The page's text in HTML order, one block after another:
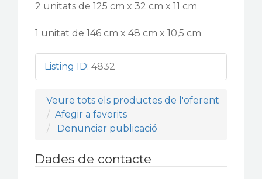
2 unitats de 125 cm x 32 cm x 11 cm
1 unitat de 146 cm x 48 cm x 10,5 cm
Listing ID: 4832
Veure tots els productes de l'oferent
Afegir a favorits
Denunciar publicació
Dades de contacte